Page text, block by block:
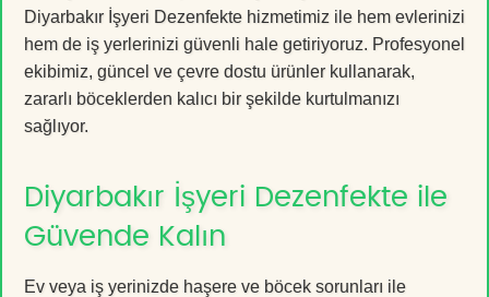
Diyarbakır İşyeri Dezenfekte hizmetimiz ile hem evlerinizi
hem de iş yerlerinizi güvenli hale getiriyoruz. Profesyonel
ekibimiz, güncel ve çevre dostu ürünler kullanarak,
zararlı böceklerden kalıcı bir şekilde kurtulmanızı
sağlıyor.
Diyarbakır İşyeri Dezenfekte ile
Güvende Kalın
Ev veya iş yerinizde haşere ve böcek sorunları ile